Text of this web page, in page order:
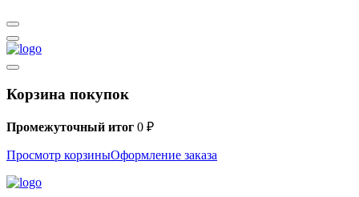
Корзина покупок
Промежуточный итог 0 ₽
Просмотр корзиныОформление заказа